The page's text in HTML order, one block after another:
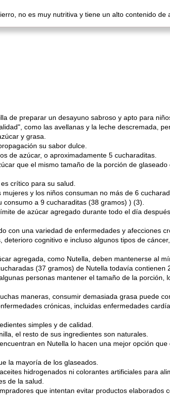
no es muy nutritiva y tiene un alto contenido de
de preparar un desayuno sabroso y apto para
como las avellanas y la leche descremada,
y grasa.
su sabor dulce.
de azúcar, o aproximadamente 5 cucharaditas.
que el mismo tamaño de la porción de
crítico para su salud.
y los niños consuman no más de 6
a 9 cucharaditas (38 gramos) ) (3).
de azúcar agregado durante todo el día
con una variedad de enfermedades y afecciones
cognitivo e incluso algunos tipos de
agregada, como Nutella, deben mantenerse al
(37 gramos) de Nutella todavía contienen
personas mantener el tamaño de la porción,
maneras, consumir demasiada grasa puede
crónicas, incluidas enfermedades
simples y de calidad.
el resto de sus ingredientes son naturales.
en Nutella lo hacen una mejor opción
la mayoría de los glaseados.
hidrogenados ni colorantes artificiales para
de la salud.
que intentan evitar productos elaborados